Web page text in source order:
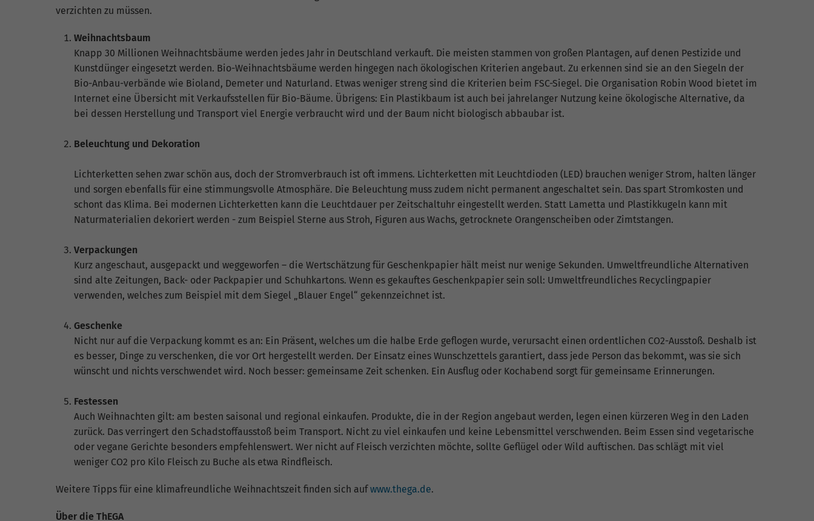
verzichten zu müssen.
Weihnachtsbaum
Knapp 30 Millionen Weihnachtsbäume werden jedes Jahr in Deutschland verkauft. Die meisten stammen von großen Plantagen, auf denen Pestizide und
Kunstdünger eingesetzt werden. Bio-Weihnachtsbäume werden hingegen nach ökologischen Kriterien angebaut. Zu erkennen sind sie an den Siegeln der
Bio-Anbau-verbände wie Bioland, Demeter und Naturland. Etwas weniger streng sind die Kriterien beim FSC-Siegel. Die Organisation Robin Wood bietet im
Internet eine Übersicht mit Verkaufsstellen für Bio-Bäume. Übrigens: Ein Plastikbaum ist auch bei jahrelanger Nutzung keine ökologische Alternative, da
bei dessen Herstellung und Transport viel Energie verbraucht wird und der Baum nicht biologisch abbaubar ist.
Beleuchtung und Dekoration
Lichterketten sehen zwar schön aus, doch der Stromverbrauch ist oft immens. Lichterketten mit Leuchtdioden (LED) brauchen weniger Strom, halten länger
und sorgen ebenfalls für eine stimmungsvolle Atmosphäre. Die Beleuchtung muss zudem nicht permanent angeschaltet sein. Das spart Stromkosten und
schont das Klima. Bei modernen Lichterketten kann die Leuchtdauer per Zeitschaltuhr eingestellt werden. Statt Lametta und Plastikkugeln kann mit
Naturmaterialien dekoriert werden - zum Beispiel Sterne aus Stroh, Figuren aus Wachs, getrocknete Orangenscheiben oder Zimtstangen.
Verpackungen
Kurz angeschaut, ausgepackt und weggeworfen – die Wertschätzung für Geschenkpapier hält meist nur wenige Sekunden. Umweltfreundliche Alternativen
sind alte Zeitungen, Back- oder Packpapier und Schuhkartons. Wenn es gekauftes Geschenkpapier sein soll: Umweltfreundliches Recyclingpapier
verwenden, welches zum Beispiel mit dem Siegel „Blauer Engel“ gekennzeichnet ist.
Geschenke
Nicht nur auf die Verpackung kommt es an: Ein Präsent, welches um die halbe Erde geflogen wurde, verursacht einen ordentlichen CO2-Ausstoß. Deshalb ist
es besser, Dinge zu verschenken, die vor Ort hergestellt werden. Der Einsatz eines Wunschzettels garantiert, dass jede Person das bekommt, was sie sich
wünscht und nichts verschwendet wird. Noch besser: gemeinsame Zeit schenken. Ein Ausflug oder Kochabend sorgt für gemeinsame Erinnerungen.
Festessen
Auch Weihnachten gilt: am besten saisonal und regional einkaufen. Produkte, die in der Region angebaut werden, legen einen kürzeren Weg in den Laden
zurück. Das verringert den Schadstoffausstoß beim Transport. Nicht zu viel einkaufen und keine Lebensmittel verschwenden. Beim Essen sind vegetarische
oder vegane Gerichte besonders empfehlenswert. Wer nicht auf Fleisch verzichten möchte, sollte Geflügel oder Wild auftischen. Das schlägt mit viel
weniger CO2 pro Kilo Fleisch zu Buche als etwa Rindfleisch.
Weitere Tipps für eine klimafreundliche Weihnachtszeit finden sich aufwww.thega.de.
Über die ThEGA
Name _gid
Anbieter Google Analytics
Zweck
Das Cookie wird verwendet, um Informationen
darüber zu speichern, wie Besucher eine Website
nutzen, und hilft bei der Erstellung eines
Analyseberichts darüber, wie es der Website geht.
Die erhobenen Daten umfassen die Anzahl der
Name _gat_G-ZN01JG6TS4
Laufzeit 1 Minute
Zweck
Dies ist ein von Google Analytics gesetztes Cookie
Kontos oder der Website enthält, auf das es sich
bezieht. Es scheint eine Variation des _gat-Cookies
zu sein, das verwendet wird, um die von Google auf
Websites mit hohem Traffic-Aufkommen